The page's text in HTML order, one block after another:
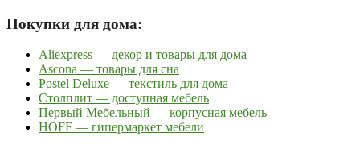
Покупки для дома:
Aliexpress — декор и товары для дома
Ascona — товары для сна
Postel Deluxe — текстиль для дома
Столплит — доступная мебель
Первый Мебельный — корпусная мебель
HOFF — гипермаркет мебели